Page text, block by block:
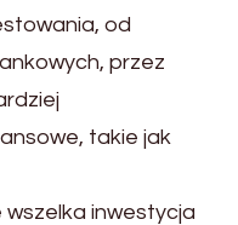
od
przez
takie jak
inwestycja